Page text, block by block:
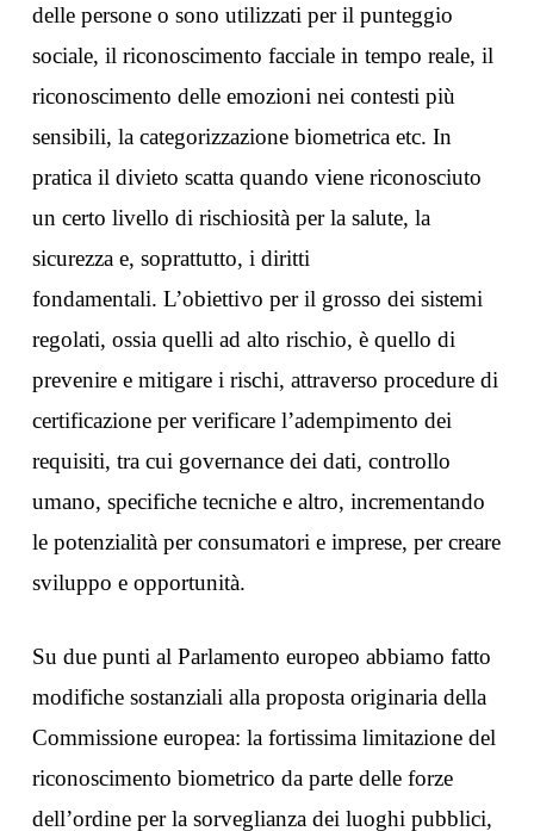
delle persone o sono utilizzati per il punteggio
sociale, il riconoscimento facciale in tempo reale, il
riconoscimento delle emozioni nei contesti più
sensibili, la categorizzazione biometrica etc. In
pratica il divieto scatta quando viene riconosciuto
un certo livello di rischiosità per la salute, la
sicurezza e, soprattutto, i diritti
fondamentali. L’obiettivo per il grosso dei sistemi
regolati, ossia quelli ad alto rischio, è quello di
prevenire e mitigare i rischi, attraverso procedure di
certificazione per verificare l’adempimento dei
requisiti, tra cui governance dei dati, controllo
umano, specifiche tecniche e altro, incrementando
le potenzialità per consumatori e imprese, per creare
sviluppo e opportunità.
Su due punti al Parlamento europeo abbiamo fatto
modifiche sostanziali alla proposta originaria della
Commissione europea: la fortissima limitazione del
riconoscimento biometrico da parte delle forze
dell’ordine per la sorveglianza dei luoghi pubblici,